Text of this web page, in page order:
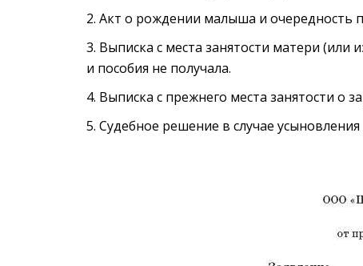
Акт о рождении малыша и очередность
Выписка с места занятости матери (или
и пособия не получала.
Выписка с прежнего места занятости о
Судебное решение в случае